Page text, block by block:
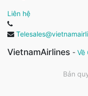
Liên hệ
VietnamAirlines - Về
Bản